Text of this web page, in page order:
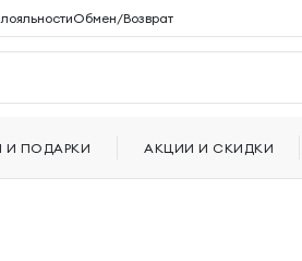
Обмен/Возврат
И ПОДАРКИ АКЦИИ И СКИДКИ